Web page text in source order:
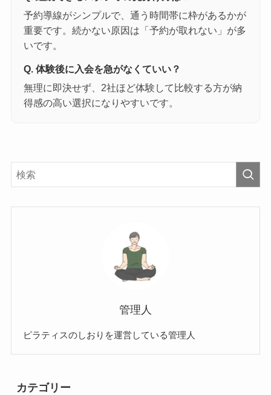
予約導線がシンプルで、通う時間帯に枠があるかが
重要です。続かない原因は「予約が取れない」が多
いです。
Q. 体験後に入会を急がなくていい？
無理に即決せず、2社ほど体験して比較する方が納
得感の高い選択になりやすいです。
管理人
ピラティスのしおりを運営している管理人
カテゴリー